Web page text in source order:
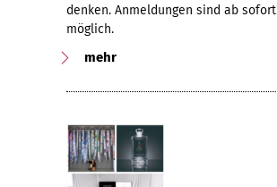
denken. Anmeldungen sind ab sofort
möglich.
mehr